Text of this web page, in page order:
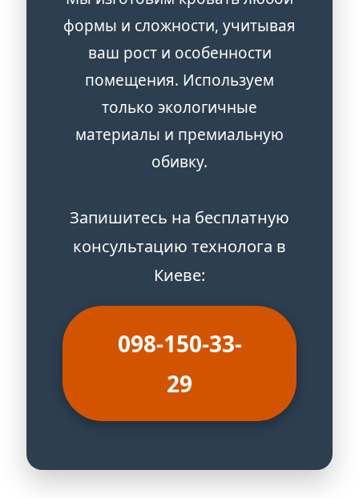
формы и сложности, учитывая
ваш рост и особенности
помещения. Используем
только экологичные
материалы и премиальную
обивку.
Запишитесь на бесплатную
консультацию технолога в
Киеве:
098-150-33-
29